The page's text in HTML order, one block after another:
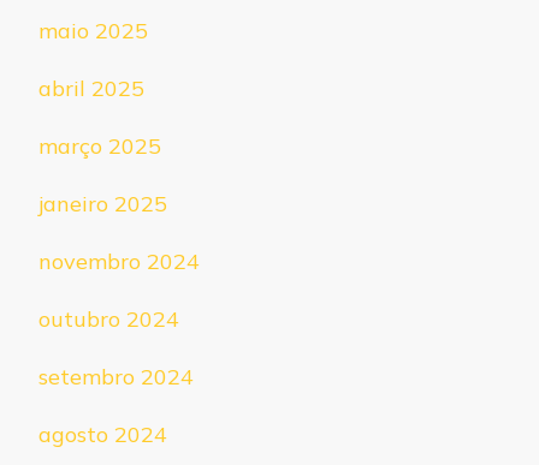
maio 2025
abril 2025
março 2025
janeiro 2025
novembro 2024
outubro 2024
setembro 2024
agosto 2024